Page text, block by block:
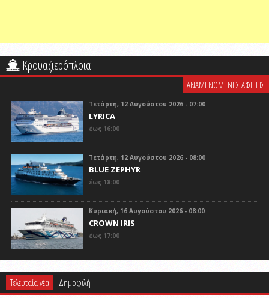
Κρουαζιερόπλοια
ΑΝΑΜΕΝΟΜΕΝΕΣ ΑΦΙΞΕΙΣ
Τετάρτη, 12 Αυγούστου 2026 - 07:00
LYRICA
έως 16:00
Τετάρτη, 12 Αυγούστου 2026 - 08:00
BLUE ZEPHYR
έως 18:00
Κυριακή, 16 Αυγούστου 2026 - 08:00
CROWN IRIS
έως 17:00
Τελευταία νέα Δημοφιλή